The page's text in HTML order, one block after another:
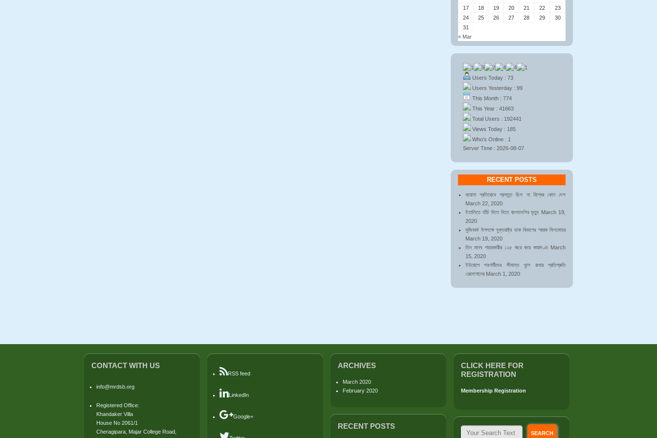
17
18 19 20 21 22
23
24
25 26 27 28 29
30
31
« Mar
Users Today : 73
Users Yesterday : 99
This Month : 774
This Year : 41663
Total Users : 192441
Views Today : 185
Who's Online : 1
Server Time : 2026-08-07
RECENT POSTS
করোনা প্রতিরোধে প্রস্তুত ছিল না বিশ্বের কোন দেশ
March 22, 2020
ইতালিতে হাঁচি দিতে দিতে বাংলাদেশির মৃত্যু March 19,
2020
মুজিববর্ষ উপলক্ষে যুক্তরাষ্ট্র ডাক বিভাগের স্মারক সিলমোহর
March 19, 2020
তিন মানব পাচারকারীর ১২৫ বছর করে কারাদণ্ড March
15, 2020
ইউরোপে শরণার্থীদের সীমান্ত খুলে রাখার প্রতিশ্রুতি
এরদোগানের March 1, 2020
CONTACT WITH US
info@mrdsb.org
Registered Office:
Khandaker Villa
House No 2061/1
Cheragipara, Majar College Road,
RSS feed
LinkedIn
Google+
ARCHIVES
March 2020
February 2020
RECENT POSTS
CLICK HERE FOR
REGISTRATION
Membership Registration